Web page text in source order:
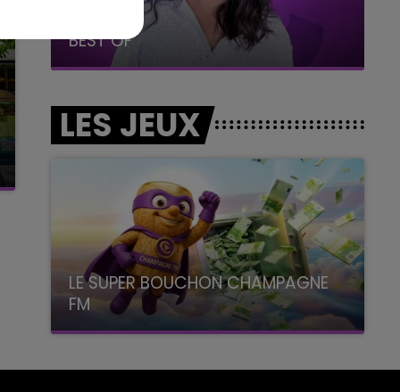
BEST OF
LES JEUX
LE SUPER BOUCHON CHAMPAGNE
FM
avec La Famille Champagne FM, à 8H10